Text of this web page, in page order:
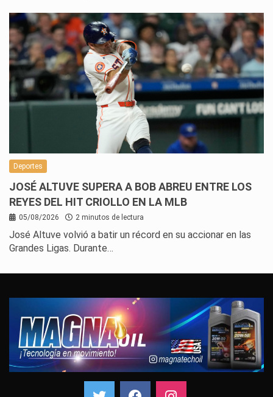
Deportes
JOSÉ ALTUVE SUPERA A BOB ABREU ENTRE LOS
REYES DEL HIT CRIOLLO EN LA MLB
05/08/2026 2 minutos de lectura
José Altuve volvió a batir un récord en su accionar en las
Grandes Ligas. Durante…